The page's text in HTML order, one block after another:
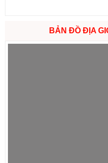
BẢN ĐỒ ĐỊA